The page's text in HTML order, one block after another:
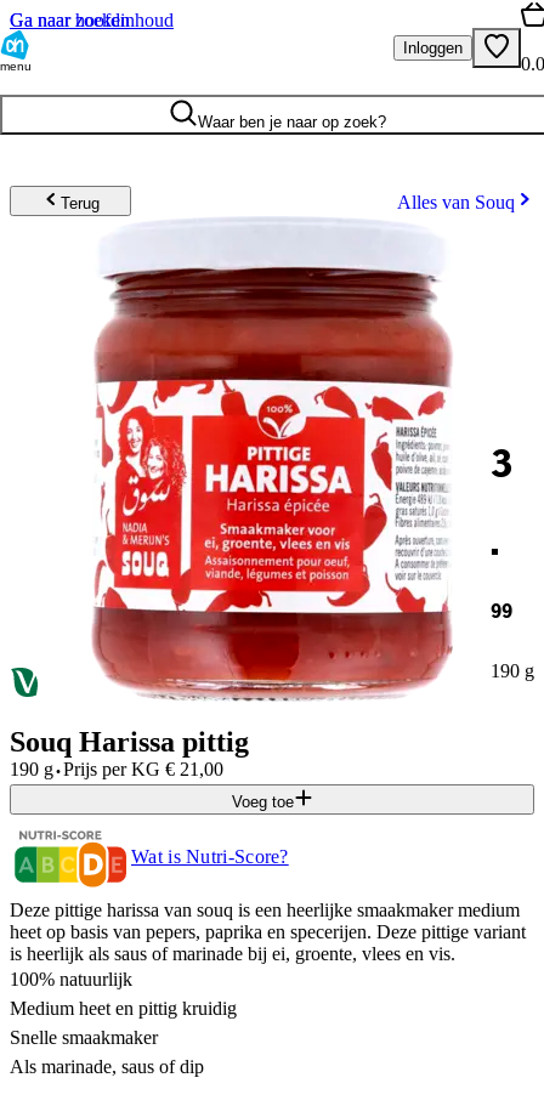
Ga naar hoofdinhoud
Ga naar zoeken
menu
Inloggen
Waar ben je naar op zoek?
Terug Alles van Souq
3
.
99
190 g
Souq Harissa pittig
190 g·Prijs per KG € 21,00
Voeg toe
Wat is Nutri-Score?
Deze pittige harissa van souq is een heerlijke smaakmaker medium
heet op basis van pepers, paprika en specerijen. Deze pittige variant
is heerlijk als saus of marinade bij ei, groente, vlees en vis.
100% natuurlijk
Medium heet en pittig kruidig
Snelle smaakmaker
Als marinade, saus of dip